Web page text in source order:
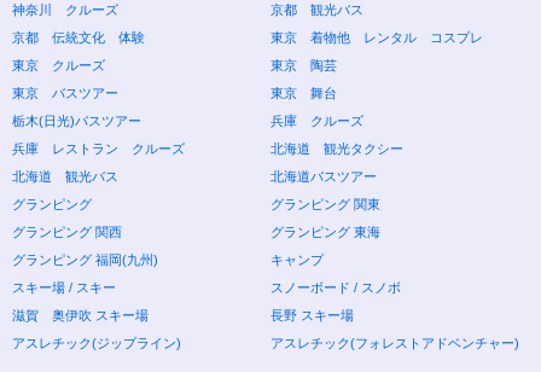
神奈川 クルーズ
京都 観光バス
京都 伝統文化 体験
東京 着物他 レンタル コスプレ
東京 クルーズ
東京 陶芸
東京 バスツアー
東京 舞台
栃木(日光)バスツアー
兵庫 クルーズ
兵庫 レストラン クルーズ
北海道 観光タクシー
北海道 観光バス
北海道バスツアー
グランピング
グランピング 関東
グランピング 関西
グランピング 東海
グランピング 福岡(九州)
キャンプ
スキー場 / スキー
スノーボード / スノボ
滋賀 奥伊吹 スキー場
長野 スキー場
アスレチック(ジップライン)
アスレチック(フォレストアドベンチャー)